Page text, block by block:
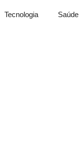
Tecnologia Saúde